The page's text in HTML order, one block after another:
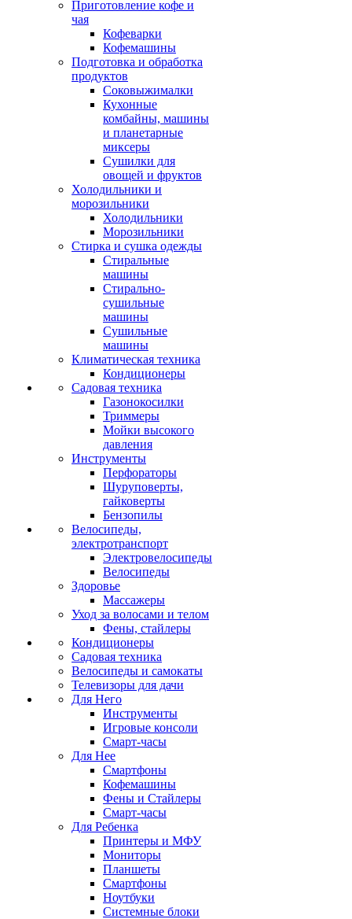
Приготовление кофе и
чая
Кофеварки
Кофемашины
Подготовка и обработка
продуктов
Соковыжималки
Кухонные
комбайны, машины
и планетарные
миксеры
Сушилки для
овощей и фруктов
Холодильники и
морозильники
Холодильники
Морозильники
Стирка и сушка одежды
Стиральные
машины
Стирально-
сушильные
машины
Сушильные
машины
Климатическая техника
Кондиционеры
Садовая техника
Газонокосилки
Триммеры
Мойки высокого
давления
Инструменты
Перфораторы
Шуруповерты,
гайковерты
Бензопилы
Велосипеды,
электротранспорт
Электровелосипеды
Велосипеды
Здоровье
Массажеры
Уход за волосами и телом
Фены, стайлеры
Кондиционеры
Садовая техника
Велосипеды и самокаты
Телевизоры для дачи
Для Него
Инструменты
Игровые консоли
Смарт-часы
Для Нее
Смартфоны
Кофемашины
Фены и Стайлеры
Смарт-часы
Для Ребенка
Принтеры и МФУ
Мониторы
Планшеты
Смартфоны
Ноутбуки
Системные блоки